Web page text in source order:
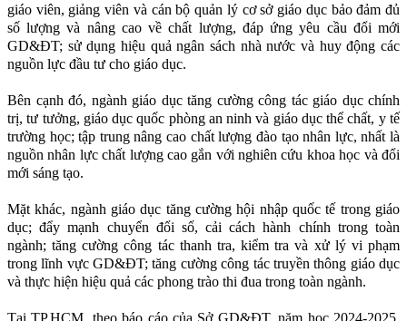
giáo viên, giảng viên và cán bộ quản lý cơ sở giáo dục bảo đảm đủ
số lượng và nâng cao về chất lượng, đáp ứng yêu cầu đổi mới
GD&ĐT; sử dụng hiệu quả ngân sách nhà nước và huy động các
nguồn lực đầu tư cho giáo dục.
Bên cạnh đó, ngành giáo dục tăng cường công tác giáo dục chính
trị, tư tưởng, giáo dục quốc phòng an ninh và giáo dục thể chất, y tế
trường học; tập trung nâng cao chất lượng đào tạo nhân lực, nhất là
nguồn nhân lực chất lượng cao gắn với nghiên cứu khoa học và đổi
mới sáng tạo.
Mặt khác, ngành giáo dục tăng cường hội nhập quốc tế trong giáo
dục; đẩy mạnh chuyển đổi số, cải cách hành chính trong toàn
ngành; tăng cường công tác thanh tra, kiểm tra và xử lý vi phạm
trong lĩnh vực GD&ĐT; tăng cường công tác truyền thông giáo dục
và thực hiện hiệu quả các phong trào thi đua trong toàn ngành.
Tại TP.HCM, theo báo cáo của Sở GD&ĐT, năm học 2024-2025,